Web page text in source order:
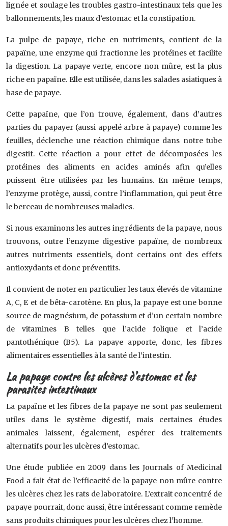
lignée et soulage les troubles gastro-intestinaux tels que les
ballonnements, les maux d’estomac et la constipation.
La pulpe de papaye, riche en nutriments, contient de la
papaïne, une enzyme qui fractionne les protéines et facilite
la digestion. La papaye verte, encore non mûre, est la plus
riche en papaïne. Elle est utilisée, dans les salades asiatiques à
base de papaye.
Cette papaïne, que l’on trouve, également, dans d’autres
parties du papayer (aussi appelé arbre à papaye) comme les
feuilles, déclenche une réaction chimique dans notre tube
digestif. Cette réaction a pour effet de décomposées les
protéines des aliments en acides aminés afin qu’elles
puissent être utilisées par les humains. En même temps,
l’enzyme protège, aussi, contre l’inflammation, qui peut être
le berceau de nombreuses maladies.
Si nous examinons les autres ingrédients de la papaye, nous
trouvons, outre l’enzyme digestive papaïne, de nombreux
autres nutriments essentiels, dont certains ont des effets
antioxydants et donc préventifs.
Il convient de noter en particulier les taux élevés de vitamine
A, C, E et de bêta-carotène. En plus, la papaye est une bonne
source de magnésium, de potassium et d’un certain nombre
de vitamines B telles que l’acide folique et l’acide
pantothénique (B5). La papaye apporte, donc, les fibres
alimentaires essentielles à la santé de l’intestin.
La papaye contre les ulcères d’estomac et les
parasites intestinaux
La papaïne et les fibres de la papaye ne sont pas seulement
utiles dans le système digestif, mais certaines études
animales laissent, également, espérer des traitements
alternatifs pour les ulcères d’estomac.
Une étude publiée en 2009 dans les Journals of Medicinal
Food a fait état de l’efficacité de la papaye non mûre contre
les ulcères chez les rats de laboratoire. L’extrait concentré de
papaye pourrait, donc aussi, être intéressant comme remède
sans produits chimiques pour les ulcères chez l’homme.